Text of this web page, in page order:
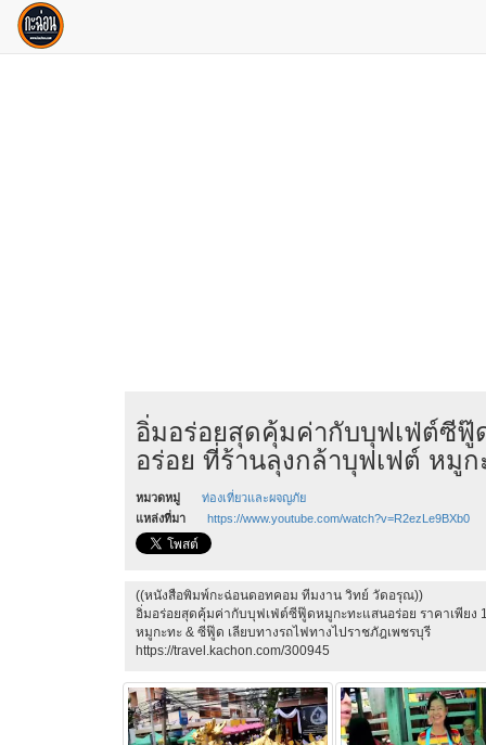
อิ่มอร่อยสุดคุ้มค่ากับบุฟเฟ่ต์ซีฟู๊
อร่อย ที่ร้านลุงกล้าบุฟเฟต์ หมู
หมวดหมู่
ท่องเที่ยวและผจญภัย
แหล่งที่มา
https://www.youtube.com/watch?v=R2ezLe9BXb0
((หนังสือพิมพ์กะฉ่อนดอทคอม ทีมงาน วิทย์ วัดอรุณ))
อิ่มอร่อยสุดคุ้มค่ากับบุฟเฟ่ต์ซีฟู๊ดหมูกะทะแสนอร่อย ราคาเพียง
หมูกะทะ & ซีฟู๊ด เลียบทางรถไฟทางไปราชภัฎเพชรบุรี
https://travel.kachon.com/300945